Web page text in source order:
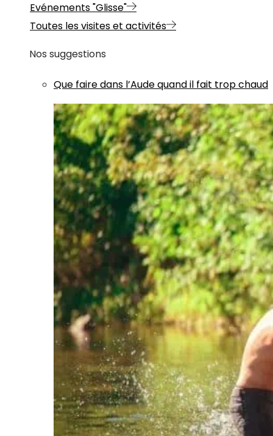
Evénements "Glisse"
Toutes les visites et activités
Nos suggestions
Que faire dans l’Aude quand il fait trop chaud